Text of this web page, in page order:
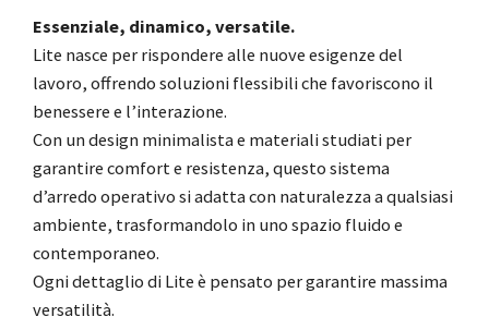
Essenziale, dinamico, versatile.
Lite nasce per rispondere alle nuove esigenze del
lavoro, offrendo soluzioni flessibili che favoriscono il
benessere e l’interazione.
Con un design minimalista e materiali studiati per
garantire comfort e resistenza, questo sistema
d’arredo operativo si adatta con naturalezza a qualsiasi
ambiente, trasformandolo in uno spazio fluido e
contemporaneo.
Ogni dettaglio di Lite è pensato per garantire massima
versatilità.